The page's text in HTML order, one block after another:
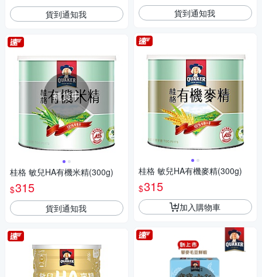
貨到通知我
補貨中
桂格 敏兒HA有機米精(300g)
$315
貨到通知我
貨到通知我
桂格 敏兒HA有機麥精(300g)
$315
加入購物車